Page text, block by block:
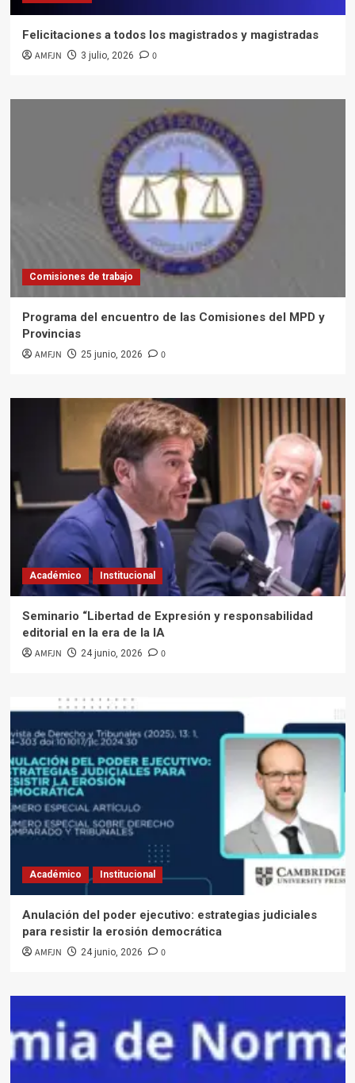
Felicitaciones a todos los magistrados y magistradas
AMFJN 3 julio, 2026 0
Comisiones de trabajo
Programa del encuentro de las Comisiones del MPD y
Provincias
AMFJN 25 junio, 2026 0
Académico Institucional
Seminario “Libertad de Expresión y responsabilidad
editorial en la era de la IA
AMFJN 24 junio, 2026 0
Académico Institucional
Anulación del poder ejecutivo: estrategias judiciales
para resistir la erosión democrática
AMFJN 24 junio, 2026 0